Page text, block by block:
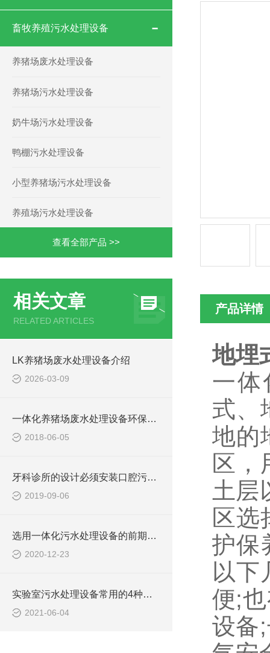
畜牧养殖污水处理设备
养猪场废水处理设备
养猪场污水处理设备
奶牛场污水处理设备
鸭棚污水处理设备
小型养猪场污水处理设备
养殖场污水处理设备
查看全部产品 >>
相关文章
RELATED ARTICLES
LK养猪场废水处理设备介绍
2026-03-09
一体化养猪场废水处理设备环保局新要求
2018-06-05
牙科诊所的设计必须安装口腔污水处理设备
2019-09-06
选用一体化污水处理设备的前期准备工作
2020-12-23
实验室污水处理设备常用的4种废水处理的办法
2021-06-04
产品详情
地埋
一体
式、
地的
区，
土层
区选
护保
以下
便;
设备